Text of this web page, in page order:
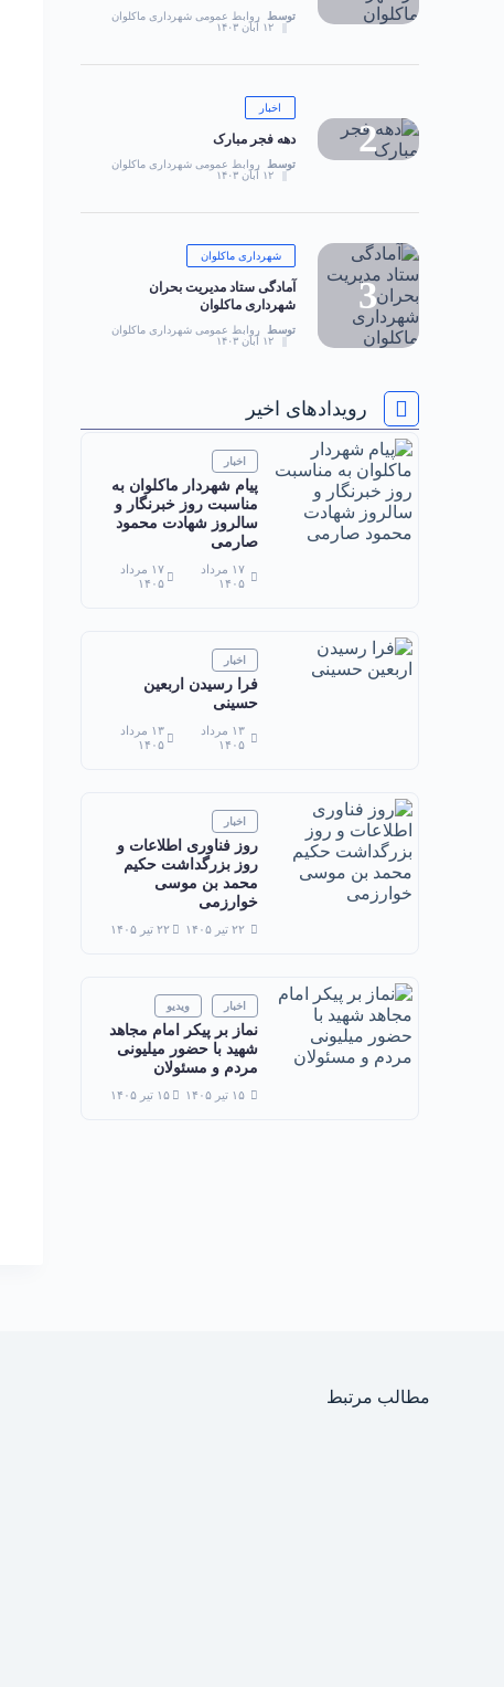
توسط
روابط عمومی شهرداری ماکلوان
۱۲ آبان ۱۴۰۳
اخبار
دهه فجر مبارک
توسط
روابط عمومی شهرداری ماکلوان
۱۲ آبان ۱۴۰۳
شهرداری ماکلوان
آمادگی ستاد مدیریت بحران
شهرداری ماکلوان
توسط
روابط عمومی شهرداری ماکلوان
۱۲ آبان ۱۴۰۳
رویدادهای اخیر
اخبار
پیام شهردار ماکلوان به
مناسبت روز خبرنگار و
سالروز شهادت محمود
صارمی
۱۷ مرداد
۱۴۰۵
۱۷ مرداد
۱۴۰۵
اخبار
فرا رسیدن اربعین
حسینی
۱۳ مرداد
۱۴۰۵
۱۳ مرداد
۱۴۰۵
اخبار
روز فناوری اطلاعات و
روز بزرگداشت حکیم
محمد بن موسی
خوارزمی
۲۲ تیر ۱۴۰۵ ۲۲ تیر ۱۴۰۵
اخبار ویدیو
نماز بر پیکر امام مجاهد
شهید با حضور میلیونی
مردم و مسئولان
۱۵ تیر ۱۴۰۵ ۱۵ تیر ۱۴۰۵
مطالب مرتبط